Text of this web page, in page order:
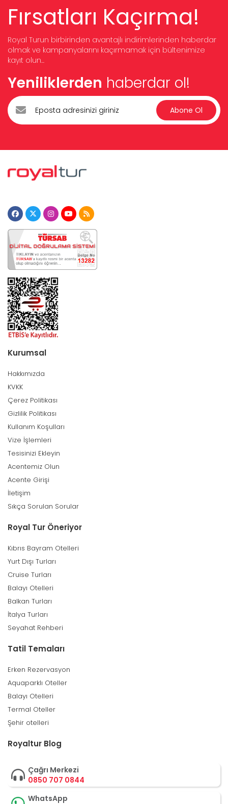
Fırsatları Kaçırma!
Royal Turun birbirinden avantajlı indirimlerinden haberdar
olmak ve kampanyalarını kaçırmamak için bültenimize
kayıt olun...
Yeniliklerden haberdar ol!
Abone Ol
Kurumsal
Hakkımızda
KVKK
Çerez Politikası
Gizlilik Politikası
Kullanım Koşulları
Vize İşlemleri
Tesisinizi Ekleyin
Acentemiz Olun
Acente Girişi
İletişim
Sıkça Sorulan Sorular
Royal Tur Öneriyor
Kıbrıs Bayram Otelleri
Yurt Dışı Turları
Cruise Turları
Balayı Otelleri
Balkan Turları
İtalya Turları
Seyahat Rehberi
Tatil Temaları
Erken Rezervasyon
Aquaparklı Oteller
Balayı Otelleri
Termal Oteller
Şehir otelleri
Royaltur Blog
Çağrı Merkezi
0850 707 0844
WhatsApp